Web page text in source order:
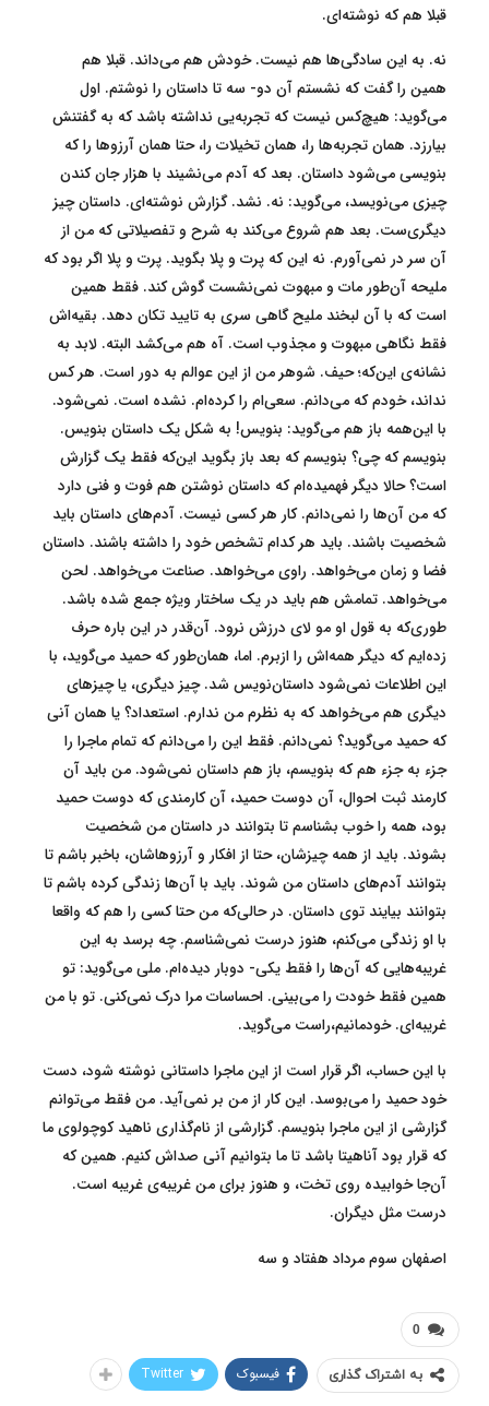
قبلا هم که نوشته‌ای.
نه. به این سادگی‌ها هم نیست. خودش هم می‌داند. قبلا هم
همین را گفت که نشستم آن دو- سه تا داستان را نوشتم. اول
می‌گوید: هیچ‌کس نیست که تجربه‌یی نداشته باشد که به گفتنش
بیارزد. همان تجربه‌ها را، همان تخیلات را، حتا همان آرزوها را که
بنویسی می‌شود داستان. بعد که آدم می‌نشیند با هزار جان کندن
چیزی می‌نویسد، می‌گوید: نه. نشد. گزارش نوشته‌ای. داستان چیز
دیگری‌ست. بعد هم شروع می‌کند به شرح و تفصیلاتی که من از
آن سر در نمی‌آورم. نه این که پرت و پلا بگوید. پرت و پلا اگر بود که
ملیحه آن‌طور مات و مبهوت نمی‌نشست گوش کند. فقط همین
است که با آن لبخند ملیح گاهی سری به تایید تکان دهد. بقیه‌اش
فقط نگاهی مبهوت و مجذوب است. آه هم می‌کشد البته. لابد به
نشانه‌ی این‌که؛ حیف. شوهر من از این عوالم به دور است. هر کس
نداند، خودم که می‌دانم. سعی‌ام را کرده‌ام. نشده است. نمی‌شود.
با این‌همه باز هم می‌گوید: بنویس! به شکل یک داستان بنویس.
بنویسم که چی؟ بنویسم که بعد باز بگوید این‌که فقط یک گزارش
است؟ حالا دیگر فهمیده‌ام که داستان نوشتن هم فوت و فنی دارد
که من آن‌ها را نمی‌دانم. کار هر کسی نیست. آدم‌های داستان باید
شخصیت باشند. باید هر کدام تشخص خود را داشته باشند. داستان
فضا و زمان می‌خواهد. راوی می‌خواهد. صناعت می‌خواهد. لحن
می‌خواهد. تمامش هم باید در یک ساختار ویژه جمع شده باشد.
طوری‌که به قول او مو لای درزش نرود. آن‌قدر در این باره حرف
زده‌ایم که دیگر همه‌اش را ازبرم. اما، همان‌طور که حمید می‌گوید، با
این اطلاعات نمی‌شود داستان‌نویس شد. چیز دیگری، یا چیزهای
دیگری هم می‌خواهد که به نظرم من ندارم. استعداد؟ یا همان آنی
که حمید می‌گوید؟ نمی‌دانم. فقط این را می‌دانم که تمام ماجرا را
جزء به جزء هم که بنویسم، باز هم داستان نمی‌شود. من باید آن
کارمند ثبت احوال، آن دوست حمید، آن کارمندی که دوست حمید
بود، همه را خوب بشناسم تا بتوانند در داستان من شخصیت
بشوند. باید از همه چیزشان، حتا از افکار و آرزوهاشان، باخبر باشم تا
بتوانند آدم‌های داستان من شوند. باید با آن‌ها زندگی کرده باشم تا
بتوانند بیایند توی داستان. در حالی‌که من حتا کسی را هم که واقعا
با او زندگی می‌کنم، هنوز درست نمی‌شناسم. چه برسد به این
غریبه‌هایی که آن‌ها را فقط یکی- دوبار دیده‌ام. ملی می‌گوید: تو
همین فقط خودت را می‌بینی. احساسات مرا درک نمی‌کنی. تو با من
غریبه‌ای. خودمانیم،راست می‌گوید.
با این حساب، اگر قرار است از این ماجرا داستانی نوشته شود، دست
خود حمید را می‌بوسد. این کار از من بر نمی‌آید. من فقط می‌توانم
گزارشی از این ماجرا بنویسم. گزارشی از نام‌گذاری ناهید کوچولوی ما
که قرار بود آناهیتا باشد تا ما بتوانیم آنی صداش کنیم. همین که
آن‌جا خوابیده روی تخت، و هنوز برای من غریبه‌ی غریبه است.
درست مثل دیگران.
اصفهان سوم مرداد هفتاد و سه
0
به اشتراک گذاری فیسبوک Twitter